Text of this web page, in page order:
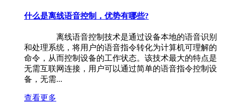
什么是离线语音控制，优势有哪些?
离线语音控制技术是通过设备本地的语音识别
和处理系统，将用户的语音指令转化为计算机可理解的
命令，从而控制设备的工作状态。该技术最大的特点是
无需互联网连接，用户可以通过简单的语音指令控制设
备，无需...
查看更多